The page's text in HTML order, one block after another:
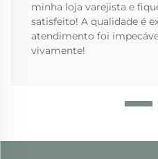
minha loja varejista e
satisfeito! A qualidade é
atendimento foi
vivamente!